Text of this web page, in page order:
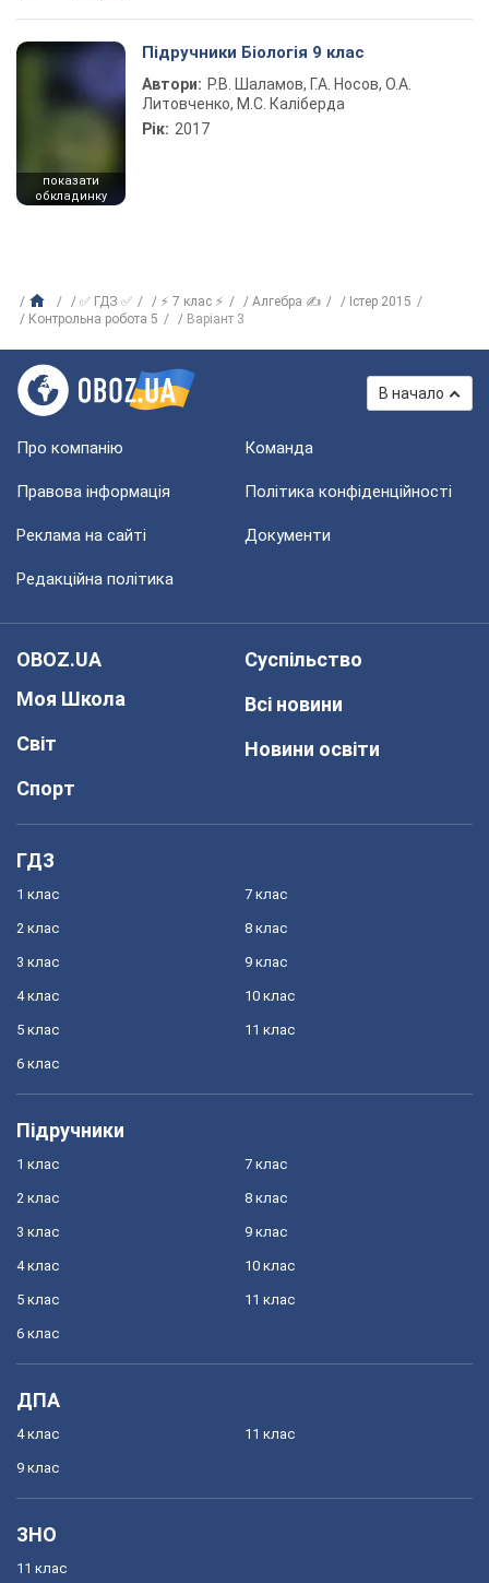
показати
обкладинку
Підручники Біологія 9 клас
Автори: Р.В. Шаламов, Г.А. Носов, О.А.
Литовченко, М.С. Каліберда
Рік: 2017
✅ ГДЗ ✅ ⚡ 7 клас ⚡ Алгебра ✍
Істер 2015
Контрольна робота 5
Варіант 3
В начало
Про компанію Команда
Правова інформація Політика конфіденційності
Реклама на сайті Документи
Редакційна політика
OBOZ.UA
Моя Школа
Світ
Спорт
Суспільство
Всі новини
Новини освіти
ГДЗ
1 клас
2 клас
3 клас
4 клас
5 клас
6 клас
7 клас
8 клас
9 клас
10 клас
11 клас
Підручники
1 клас
2 клас
3 клас
4 клас
5 клас
6 клас
7 клас
8 клас
9 клас
10 клас
11 клас
ДПА
4 клас
9 клас
11 клас
ЗНО
11 клас